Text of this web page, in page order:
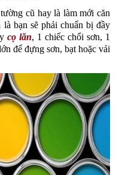
cũ hay là làm mới căn
bạn sẽ phải chuẩn bị đầy
cọ lăn, 1 chiếc chổi sơn, 1
để đựng sơn, bạt hoặc vải